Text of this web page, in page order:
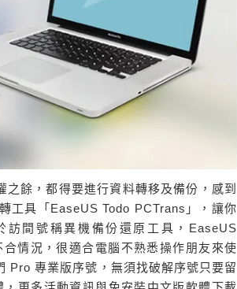
餘，都得要進行資料轉移及備份，感到
工具「EaseUS Todo PCTrans」，讓你
間號稱異機備份還原工具，EaseUS
情況，很適合電腦不熟悉操作朋友來使
Pro 專業版序號，無須找破解序號只要留